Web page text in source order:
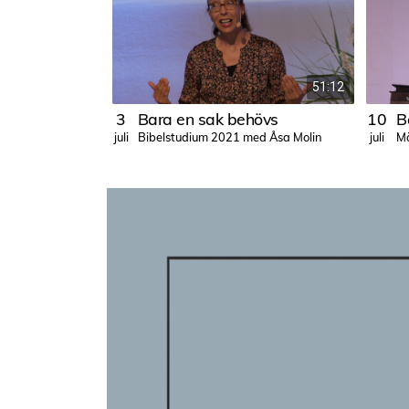
51:12
3
juli
Bara en sak behövs
Bibelstudium 2021 med Åsa Molin
10
juli